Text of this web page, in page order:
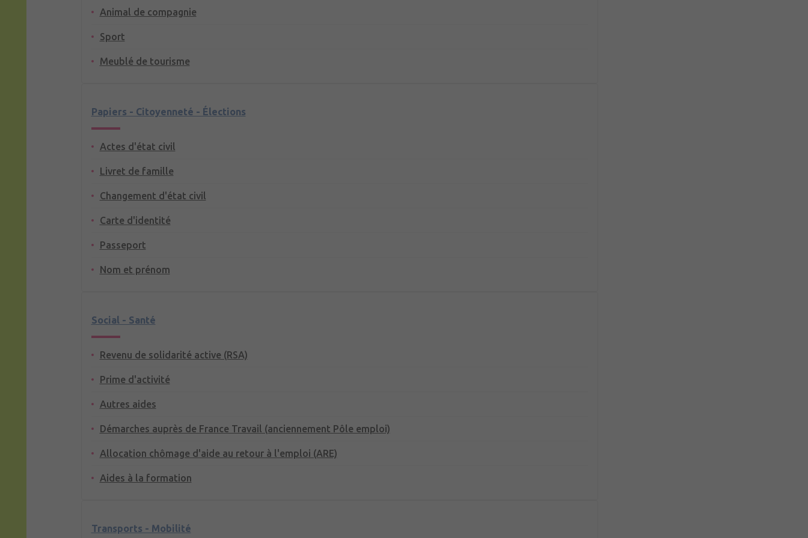
Animal de compagnie
Sport
Meublé de tourisme
Papiers - Citoyenneté - Élections
Actes d'état civil
Livret de famille
Changement d'état civil
Carte d'identité
Passeport
Nom et prénom
Social - Santé
Revenu de solidarité active (RSA)
Prime d'activité
Autres aides
Démarches auprès de France Travail (anciennement Pôle emploi)
Allocation chômage d'aide au retour à l'emploi (ARE)
Aides à la formation
Transports - Mobilité